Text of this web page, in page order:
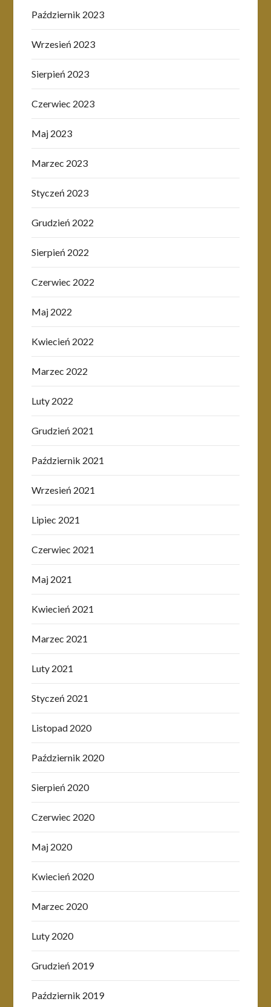
Październik 2023
Wrzesień 2023
Sierpień 2023
Czerwiec 2023
Maj 2023
Marzec 2023
Styczeń 2023
Grudzień 2022
Sierpień 2022
Czerwiec 2022
Maj 2022
Kwiecień 2022
Marzec 2022
Luty 2022
Grudzień 2021
Październik 2021
Wrzesień 2021
Lipiec 2021
Czerwiec 2021
Maj 2021
Kwiecień 2021
Marzec 2021
Luty 2021
Styczeń 2021
Listopad 2020
Październik 2020
Sierpień 2020
Czerwiec 2020
Maj 2020
Kwiecień 2020
Marzec 2020
Luty 2020
Grudzień 2019
Październik 2019